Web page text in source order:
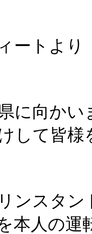
ートより
に向かい
して皆
ンスタン
本人の運